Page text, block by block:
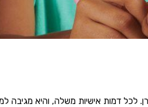
לכל דמות אישיות משלה, והיא מגיבה